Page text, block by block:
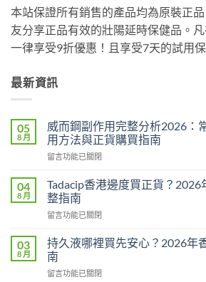
本站保證所有銷售的產品均為原裝正
友分享正品有效的壯陽延時保健品。
一律享受9折優惠！且享受7天的試用
最新資訊
05
8 月
威而鋼副作用完整分析2026：
用方法與正貨購買指南
在
而
鋼
副
作
完
整
分
析
留言功能已關閉
04
8 月
Tadacip香港邊度買正貨？
整指南
在
香
港
邊
度
留言功能已關閉
03
8 月
持久液哪裡買先安心？2026年
南
在
留言功能已關閉